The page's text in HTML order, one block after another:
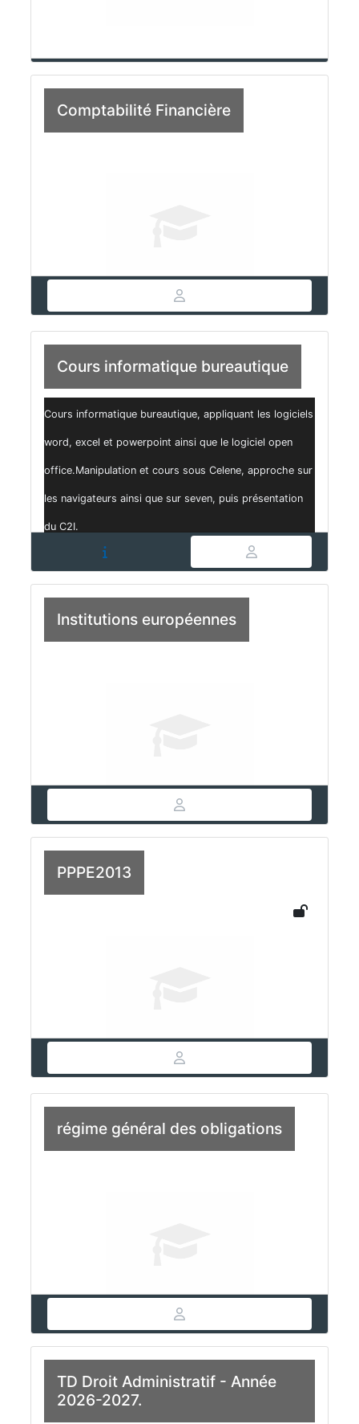
Comptabilité Financière
Cours informatique bureautique
Cours informatique bureautique, appliquant les logiciels
word, excel et powerpoint ainsi que le logiciel open
office.Manipulation et cours sous Celene, approche sur
les navigateurs ainsi que sur seven, puis présentation
du C2I.
Institutions européennes
PPPE2013
régime général des obligations
TD Droit Administratif - Année
2026-2027.